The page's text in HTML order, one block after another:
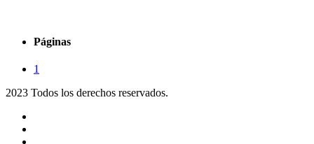
Páginas
1
2023 Todos los derechos reservados.